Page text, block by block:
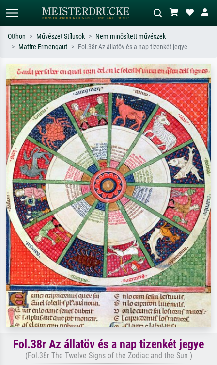
Keressen művész, műcím vagy stílus
szerint – pl. Monet, Csillagos éj,
impresszionizmus, Hokusai-hullám,
akt.
Írja le a jelenetet – pl. zöld rét, sok
piros absztrakt, sötét olajkép, álló akt
egy fa mellett.
Otthon Művészet Stílusok
Nem minősített művészek
Matfre Ermengaut
Fol.38r Az állatöv és a nap tizenkét jegye
Fol.38r Az állatöv és a nap tizenkét jegye
(Fol.38r The Twelve Signs of the Zodiac and the Sun )